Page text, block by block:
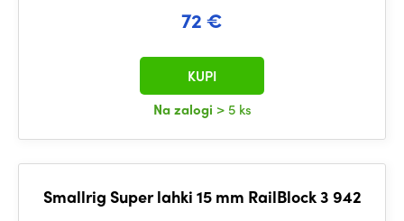
72 €
Na zalogi > 5 ks
KUPI
Smallrig Super lahki 15 mm RailBlock 3 942